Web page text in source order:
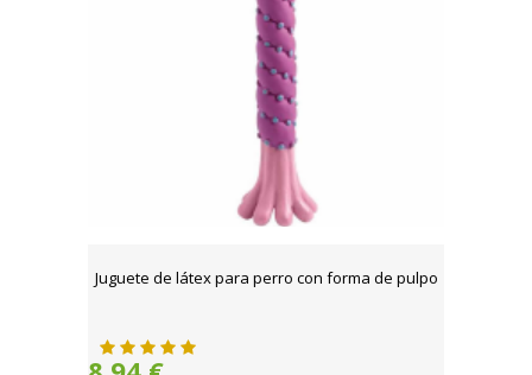
Juguete de látex para perro con forma de pulpo